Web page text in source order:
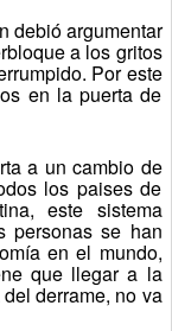
debió argumentar
a los gritos
Por este
en la puerta de
a un cambio de
los paises de
este sistema
personas se han
en el mundo,
que llegar a la
derrame, no va